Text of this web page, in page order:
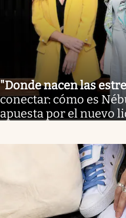
"Donde nacen las
conectar: cómo es
apuesta por el nuevo